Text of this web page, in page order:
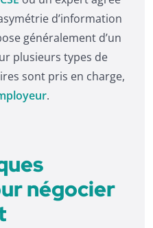
d’information
généralement d’un
plusieurs types de
sont pris en charge,
.
négocier